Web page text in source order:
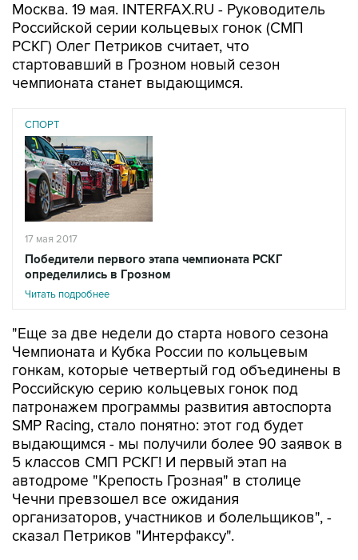
Москва. 19 мая. INTERFAX.RU - Руководитель
Российской серии кольцевых гонок (СМП
РСКГ) Олег Петриков считает, что
стартовавший в Грозном новый сезон
чемпионата станет выдающимся.
СПОРТ
17 мая 2017
Победители первого этапа чемпионата РСКГ
определились в Грозном
Читать подробнее
"Еще за две недели до старта нового сезона
Чемпионата и Кубка России по кольцевым
гонкам, которые четвертый год объединены в
Российскую серию кольцевых гонок под
патронажем программы развития автоспорта
SMP Racing, стало понятно: этот год будет
выдающимся - мы получили более 90 заявок в
5 классов СМП РСКГ! И первый этап на
автодроме "Крепость Грозная" в столице
Чечни превзошел все ожидания
организаторов, участников и болельщиков", -
сказал Петриков "Интерфаксу".